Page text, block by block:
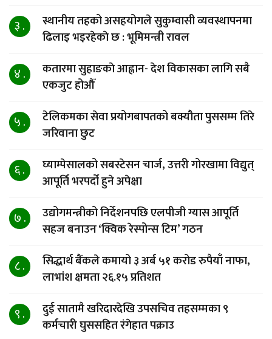
३ .
स्थानीय तहको असहयोगले सुकुम्वासी व्यवस्थापनमा
ढिलाइ भइरहेकाे छ : भूमिमन्त्री रावल
४ .
कतारमा सुहाङकाे आह्वान- देश विकासका लागि सबै
एकजुट होऔँ
५ .
टेलिकमका सेवा प्रयोगबापतको बक्यौता पुससम्म तिरे
जरिवाना छुट
६ .
घ्याम्पेसालको सबस्टेसन चार्ज, उत्तरी गोरखामा विद्युत्
आपूर्ति भरपर्दो हुने अपेक्षा
७ .
उद्योगमन्त्रीको निर्देशनपछि एलपीजी ग्यास आपूर्ति
सहज बनाउन ‘क्विक रेस्पोन्स टिम’ गठन
८ .
सिद्धार्थ बैंकले कमायो ३ अर्ब ५१ करोड रुपैयाँ नाफा,
लाभांश क्षमता २६.१५ प्रतिशत
९ .
दुई सातामै खरिदारदेखि उपसचिव तहसम्मका ९
कर्मचारी घुससहित रंगेहात पक्राउ